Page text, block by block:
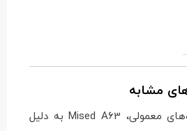
در مقایسه با هدست‌های معمولی، Mised A63 به دلیل